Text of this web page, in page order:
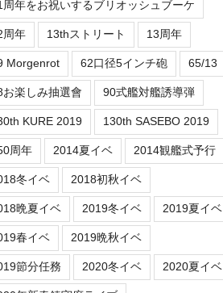
周年をお祝いするブリオッシュブーケ
周年 13thストリート 13周年
Morgenrot 62口径5インチ砲 65/13
お楽しみ抽選會 90式艦対艦誘導弾
KURE 2019 130th SASEBO 2019
周年 2014夏イベ 2014観艦式予行
冬イベ 2018初秋イベ
晩夏イベ 2019冬イベ 2019夏イベ
春イベ 2019晩秋イベ
節分任務 2020冬イベ 2020夏イベ